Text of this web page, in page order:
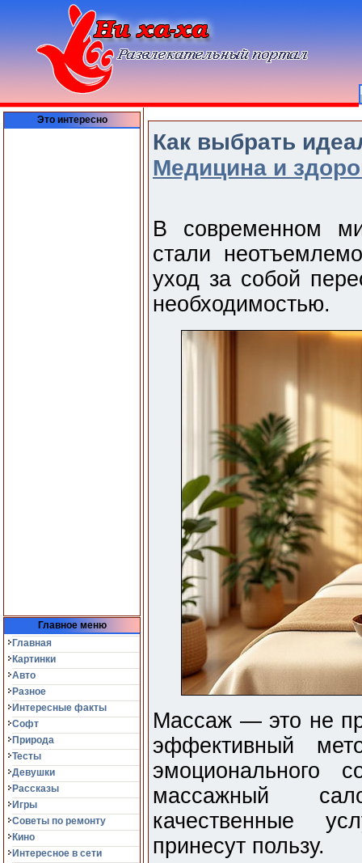
Это интересно
Главное меню
Главная
Картинки
Авто
Разное
Интересные факты
Софт
Природа
Тесты
Девушки
Рассказы
Игры
Советы по ремонту
Кино
Интересное в сети
Как выбрать
Медицина и
В современном
стали
уход за собой
необходимостью.
Массаж — это не
эффективный
эмоционального
массажный
качественные
принесут пользу.